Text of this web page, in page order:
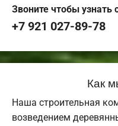
Звоните чтобы узнать
+7 921 027-89-78
Как
Наша строительная
возведением